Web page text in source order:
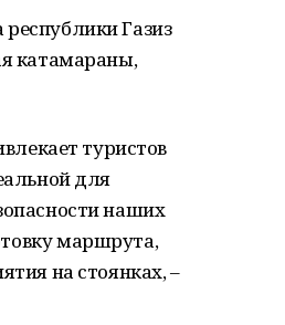
Газиз
катамараны,
туристов
для
наших
маршрута,
на стоянках, –